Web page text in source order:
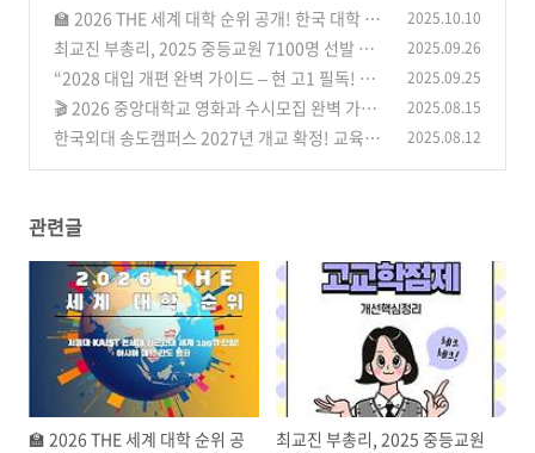
🏫 2026 THE 세계 대학 순위 공개! 한국 대학 약
진, 세계 100위에 4곳 진입 “역대 최초 쾌거
(0)
2025.10.10
최교진 부총리, 2025 중등교원 7100명 선발 확
정! 고교학점제 개선 핵심 정리
(0)
2025.09.26
“2028 대입 개편 완벽 가이드 – 현 고1 필독! 통
합형 수능·5등급 내신·학생부 변화 총정리”
(0)
2025.09.25
🎬 2026 중앙대학교 영화과 수시모집 완벽 가이
드 | 실기·수능·전형방법 총정리
(5)
2025.08.15
한국외대 송도캠퍼스 2027년 개교 확정! 교육부
2025.08.12
관련글
🏫 2026 THE 세계 대학 순위 공
최교진 부총리, 2025 중등교원